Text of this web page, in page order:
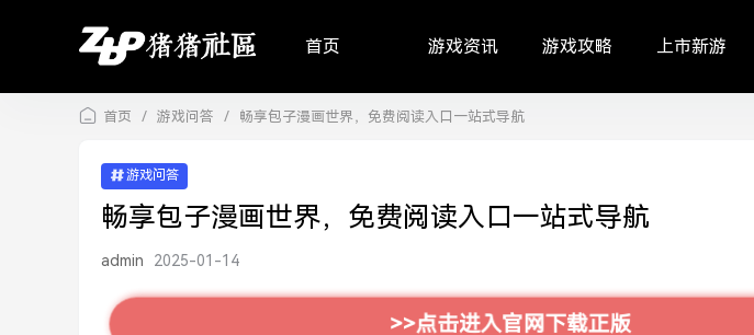
首页 游戏资讯 游戏攻略 上市新游
首页 / 游戏问答 / 畅享包子漫画世界，免费阅读入口一站式导航
游戏问答
畅享包子漫画世界，免费阅读入口一站式导航
admin 2025-01-14
>>点击进入官网下载正版